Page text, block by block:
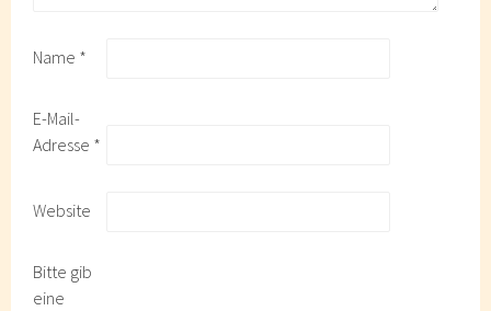
Name *
E-Mail-
Adresse *
Website
Bitte gib
eine